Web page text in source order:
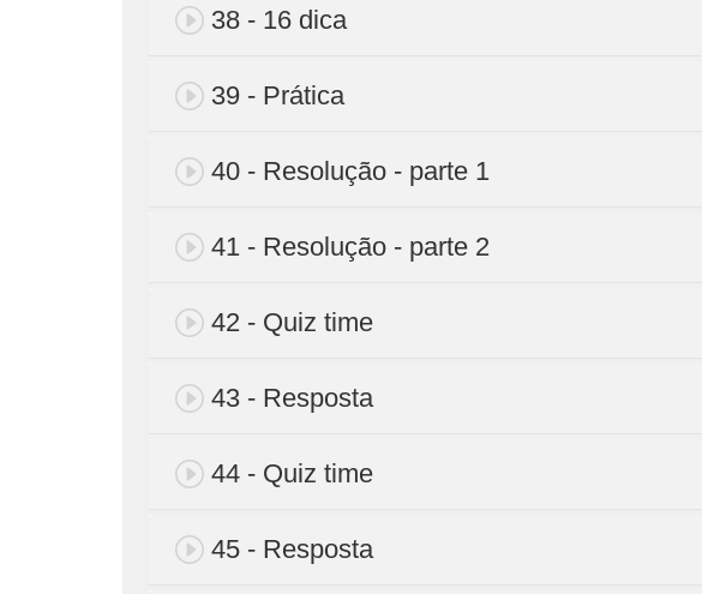
38 - 16 dica
39 - Prática
40 - Resolução - parte 1
41 - Resolução - parte 2
42 - Quiz time
43 - Resposta
44 - Quiz time
45 - Resposta